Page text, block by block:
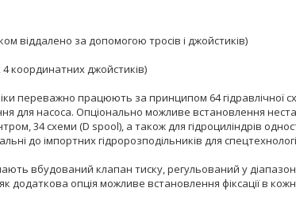
віддалено за допомогою тросів і джойстиків)
координатних джойстиків)
переважно працюють за принципом 64
для насоса. Опціонально можливе встановлення
34 схеми (D spool), а також для гідроциліндрів
до імпортних гідророзподільників для
вбудований клапан тиску, регульований у
опція можливе встановлення фіксації в